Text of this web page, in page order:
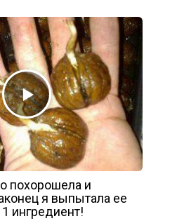
похорошела и
я выпытала ее
ингредиент!